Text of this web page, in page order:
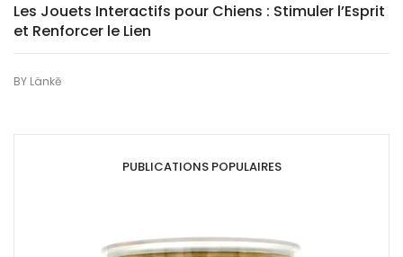
Les Jouets Interactifs pour Chiens : Stimuler l’Esprit
et Renforcer le Lien
BY Länkē
PUBLICATIONS POPULAIRES